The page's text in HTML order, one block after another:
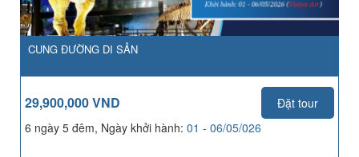
CUNG ĐƯỜNG DI SẢN
29,900,000 VND
Đặt tour
6 ngày 5 đêm, Ngày khởi hành: 01 - 06/05/026